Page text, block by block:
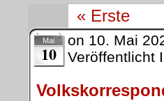
« Erste
Mai
10
on 10. Mai
Veröffentlicht